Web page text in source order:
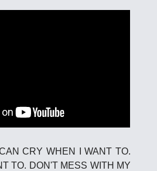
CRY WHEN I WANT TO.
TO. DON'T MESS WITH MY